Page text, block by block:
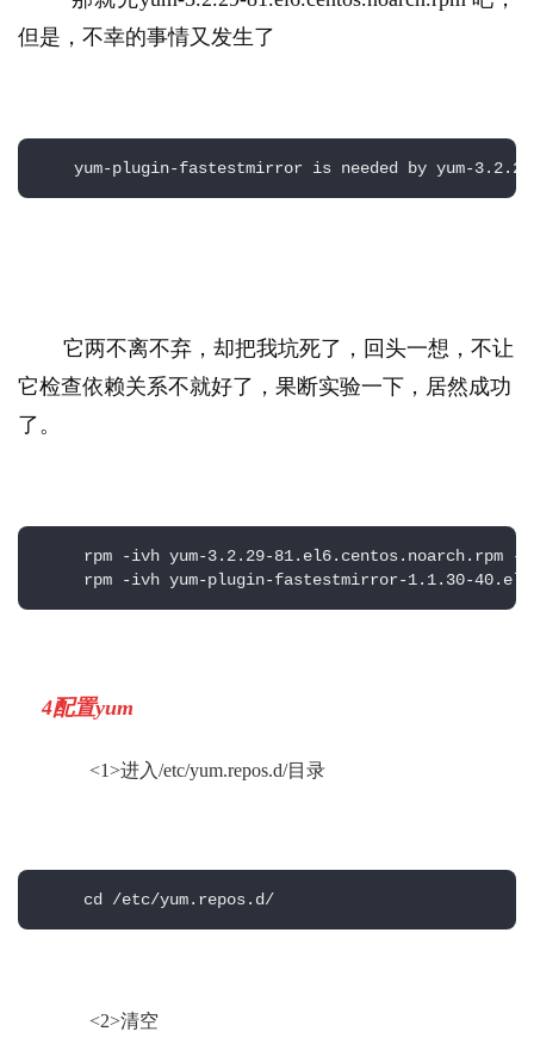
但是，不幸的事情又发生了
yum-plugin-fastestmirror is needed by yum-
它两不离不弃，却把我坑死了，回头一想，不让
它检查依赖关系不就好了，果断实验一下，居然成功
了。
rpm -ivh yum-3.2.29-81.el6.centos.noarch.rpm
rpm -ivh yum-plugin-fastestmirror-1.1.30-
4配置yum
<1>进入/etc/yum.repos.d/目录
     cd /etc/yum.repos.d/
<2>清空